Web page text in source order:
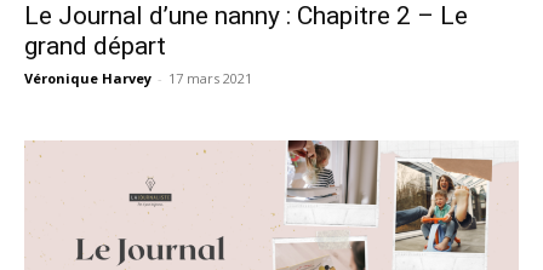
Le Journal d’une nanny : Chapitre 2 – Le
grand départ
Véronique Harvey - 17 mars 2021